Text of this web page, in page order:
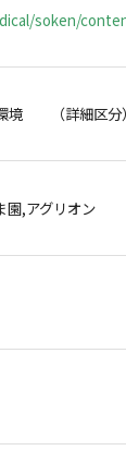
soken/
環境 （詳細区分
園,アグリオン